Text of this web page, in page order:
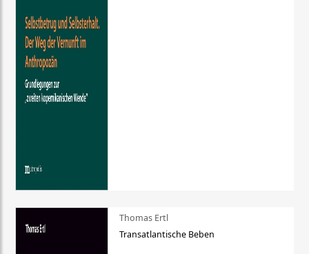
Thomas Ertl
Transatlantische Beben